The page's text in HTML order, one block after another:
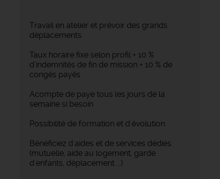
Travail en atelier et prévoir des grands
déplacements
Taux horaire fixe selon profil + 10 %
d’indemnités de fin de mission + 10 % de
congés payés
Acompte de paye tous les jours de la
semaine si besoin
Possibilité de formation et d'évolution
Bénéficiez d'aides et de services dédiés
(mutuelle, aide au logement, garde
d'enfants, déplacement ...)